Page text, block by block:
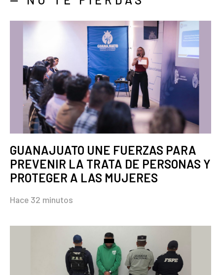
GUANAJUATO UNE FUERZAS PARA
PREVENIR LA TRATA DE PERSONAS Y
PROTEGER A LAS MUJERES
Hace 32 minutos